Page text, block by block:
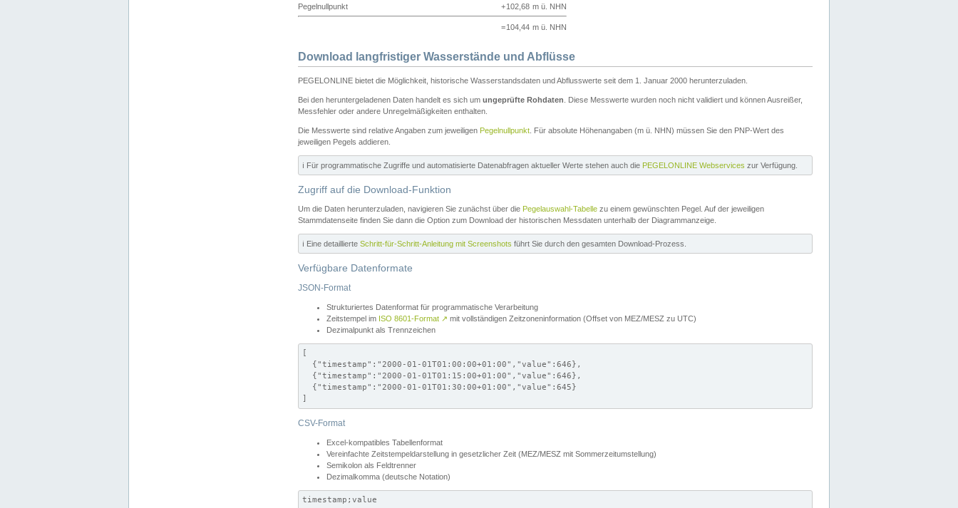
Pegelnullpunkt
+102,68 m ü. NHN
=104,44 m ü. NHN
Download langfristiger Wasserstände und Abflüsse
PEGELONLINE bietet die Möglichkeit, historische Wasserstandsdaten und Abflusswerte seit dem 1. Januar 2000 herunterzuladen.
Bei den heruntergeladenen Daten handelt es sich um ungeprüfte Rohdaten . Diese Messwerte wurden noch nicht validiert und können Ausreißer,
Messfehler oder andere Unregelmäßigkeiten enthalten.
Die Messwerte sind relative Angaben zum jeweiligen Pegelnullpunkt . Für absolute Höhenangaben (m ü. NHN) müssen Sie den PNP-Wert des
jeweiligen Pegels addieren.
ℹ️ Für programmatische Zugriffe und automatisierte Datenabfragen aktueller Werte stehen auch die PEGELONLINE Webservices zur Verfügung.
Zugriff auf die Download-Funktion
Um die Daten herunterzuladen, navigieren Sie zunächst über die Pegelauswahl-Tabelle zu einem gewünschten Pegel. Auf der jeweiligen
Stammdatenseite finden Sie dann die Option zum Download der historischen Messdaten unterhalb der Diagrammanzeige.
ℹ️ Eine detaillierte Schritt-für-Schritt-Anleitung mit Screenshots führt Sie durch den gesamten Download-Prozess.
Verfügbare Datenformate
JSON-Format
Strukturiertes Datenformat für programmatische Verarbeitung
Zeitstempel im ISO 8601-Format ↗ mit vollständigen Zeitzoneninformation (Offset von MEZ/MESZ zu UTC)
Dezimalpunkt als Trennzeichen
[
  {"timestamp":"2000-01-01T01:00:00+01:00","value":646},
  {"timestamp":"2000-01-01T01:15:00+01:00","value":646},
  {"timestamp":"2000-01-01T01:30:00+01:00","value":645}
]
CSV-Format
Excel-kompatibles Tabellenformat
Vereinfachte Zeitstempeldarstellung in gesetzlicher Zeit (MEZ/MESZ mit Sommerzeitumstellung)
Semikolon als Feldtrenner
Dezimalkomma (deutsche Notation)
timestamp;value